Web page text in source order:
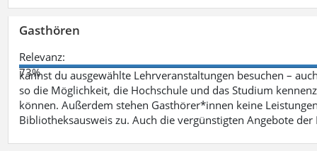
Gasthören
Relevanz:
73%
kannst du ausgewählte Lehrveranstaltungen besuchen –
so die Möglichkeit, die Hochschule und das Studium
können. Außerdem stehen Gasthörer*innen keine
Bibliotheksausweis zu. Auch die vergünstigten Angebote